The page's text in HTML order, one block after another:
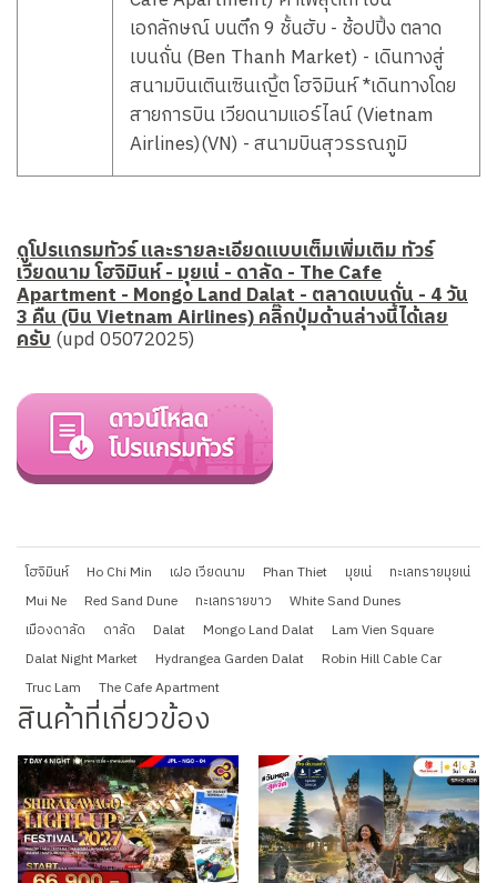
เอกลักษณ์ บนตึก 9 ชั้นฮับ - ช้อปปิ้ง ตลาด
เบนถั่น (Ben Thanh Market) - เดินทางสู่
สนามบินเตินเซินเญิ้ต โฮจิมินห์ *เดินทางโดย
สายการบิน เวียดนามแอร์ไลน์ (Vietnam
Airlines)(VN) - สนามบินสุวรรณภูมิ
ดูโปรแกรมทัวร์ และรายละเอียดแบบเต็มเพิ่มเติม ทัวร์
เวียดนาม โฮจิมินห์ - มุยเน่ - ดาลัด - The Cafe
Apartment - Mongo Land Dalat - ตลาดเบนถั่น - 4 วัน
3 คืน (บิน Vietnam Airlines) คลิ๊กปุ่มด้านล่างนี้ได้เลย
ครับ(upd 05072025)
โฮจิมินห์ Ho Chi Min เฝอ เวียดนาม Phan Thiet มุยเน่
ทะเลทรายมุยเน่
Mui Ne
Red Sand Dune ทะเลทรายขาว
White Sand Dunes
เมืองดาลัด
ดาลัด Dalat Mongo Land Dalat
Lam Vien Square
Dalat Night Market
Hydrangea Garden Dalat
Robin Hill Cable Car
Truc Lam
The Cafe Apartment
สินค้าที่เกี่ยวข้อง